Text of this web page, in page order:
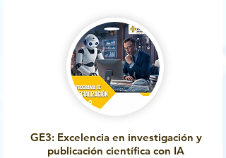
GE3: Excelencia en investigación y
publicación científica con IA